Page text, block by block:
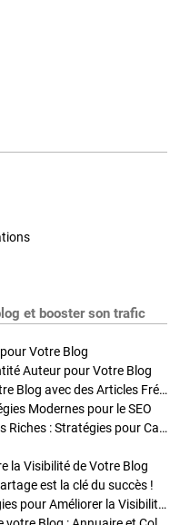
et booster son trafic
Votre Blog
Auteur pour Votre Blog
Stratégies de Publication : Boostez Votre Blog avec des Articles Fréquents et Exclusifs
Modernes pour le SEO
Enrichir Vos Articles avec des Contenus Riches : Stratégies pour Captiver et Optimiser
la Visibilité de Votre Blog
est la clé du succès !
Optimisation SEO des Articles : Stratégies pour Améliorer la Visibilité de Votre Blog